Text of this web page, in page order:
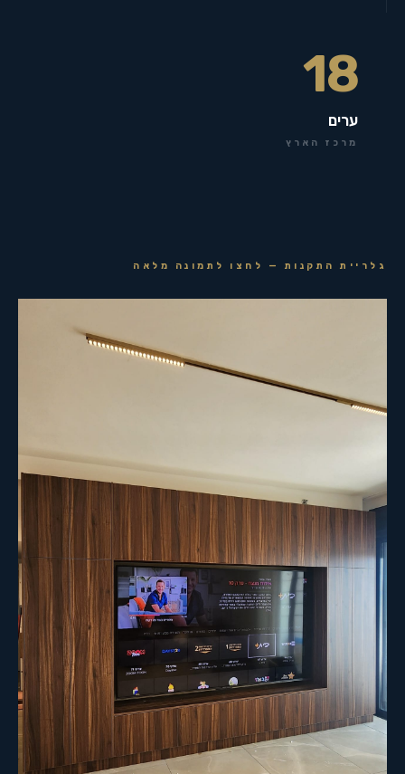
18
ערים
מרכז הארץ
גלריית התקנות — לחצו לתמונה מלאה